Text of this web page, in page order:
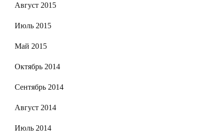
Август 2015
Июль 2015
Май 2015
Октябрь 2014
Сентябрь 2014
Август 2014
Июль 2014